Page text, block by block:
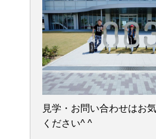
見学・お問い合わせはお
ください^ ^